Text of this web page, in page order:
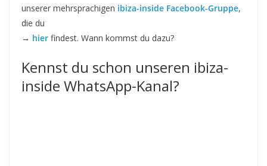
unserer mehrsprachigen ibiza-inside Facebook-Gruppe,
die du
→ hier findest. Wann kommst du dazu?
Kennst du schon unseren ibiza-
inside WhatsApp-Kanal?